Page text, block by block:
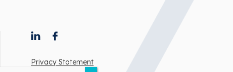
Privacy Statement